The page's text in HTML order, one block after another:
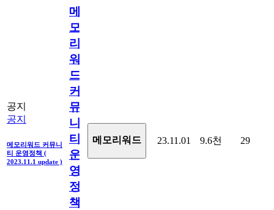
공지
공지
메모리워드 커뮤니
티 운영정책 (
2023.11.1 update )
메
모
리
워
드
커
뮤
니
티
운
영
정
책
메모리워드 23.11.01 9.6천 29